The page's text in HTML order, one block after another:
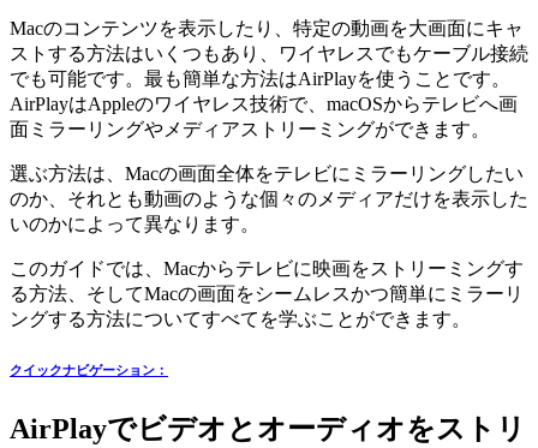
Macのコンテンツを表示したり、特定の動画を大画面にキャ
ストする方法はいくつもあり、ワイヤレスでもケーブル接続
でも可能です。最も簡単な方法はAirPlayを使うことです。
AirPlayはAppleのワイヤレス技術で、macOSからテレビへ画
面ミラーリングやメディアストリーミングができます。
選ぶ方法は、Macの画面全体をテレビにミラーリングしたい
のか、それとも動画のような個々のメディアだけを表示した
いのかによって異なります。
このガイドでは、Macからテレビに映画をストリーミングす
る方法、そしてMacの画面をシームレスかつ簡単にミラーリ
ングする方法についてすべてを学ぶことができます。
クイックナビゲーション：
AirPlayでビデオとオーディオをストリ